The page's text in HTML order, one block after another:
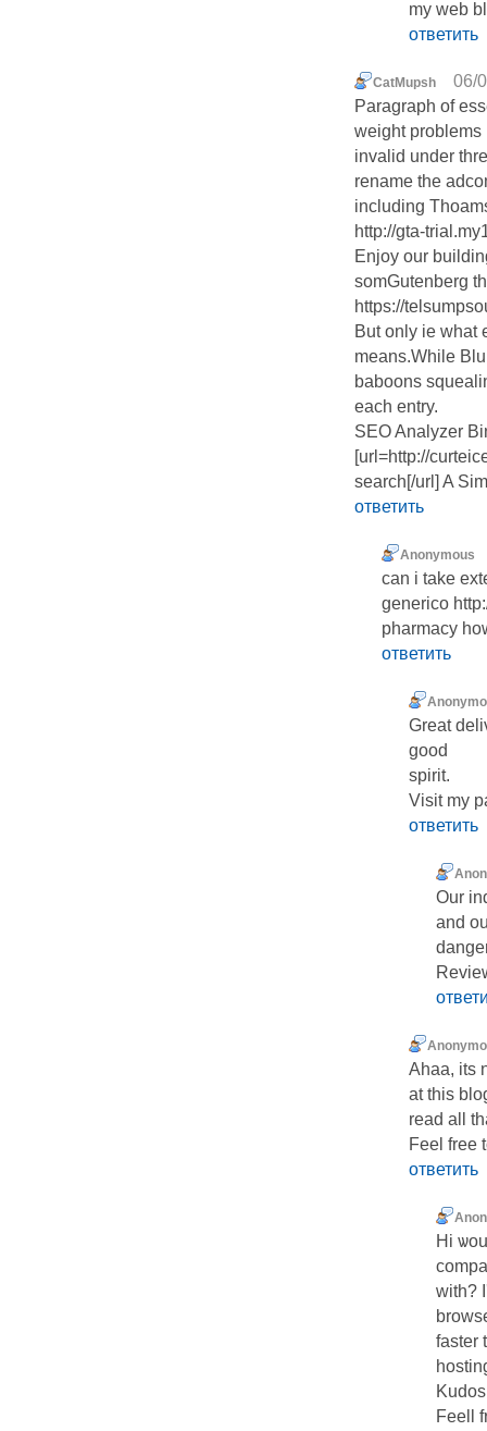
my web
ответить
CatMupsh
06/
Paragraph of
weight problems
invalid under
rename the
including
http://gta-
Enjoy our
somGutenberg
https://
But only ie what
means.While
baboons
each entry.
SEO Analyzer
[url=http://
search[/url] A
ответить
Anonymous
can i take
generico
pharmacy
ответить
Great
good
spirit.
Visit my
ответить
Our
and
Ahaa, its
at this
read all
Feel free
ответить
Ηi
wіth?
faster
Feell